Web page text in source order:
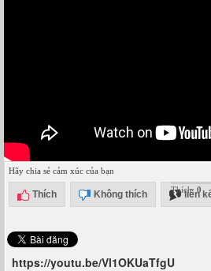
Hãy chia sẻ cảm xúc của bạn
Thích Không thích liên
Thích: 0
https://youtu.be/Vl1OKUaTfgU